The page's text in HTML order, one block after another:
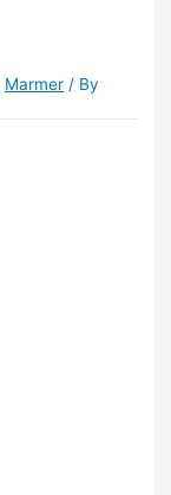
Marmer / By